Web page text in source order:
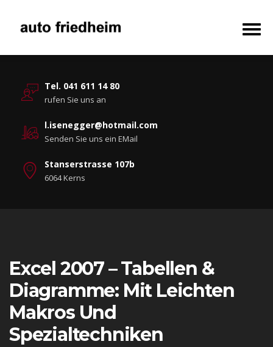
Tel. 041 611 14 80
rufen Sie uns an
l.isenegger@hotmail.com
Senden Sie uns ein EMail
Stanserstrasse 107b
6064 Kerns
Excel 2007 – Tabellen &
Diagramme: Mit Leichten
Makros Und
Spezialtechniken